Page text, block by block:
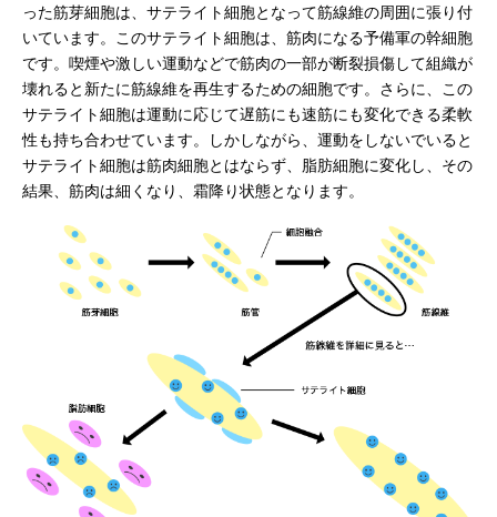
った筋芽細胞は、サテライト細胞となって筋線維の周囲に張り付
いています。このサテライト細胞は、筋肉になる予備軍の幹細胞
です。喫煙や激しい運動などで筋肉の一部が断裂損傷して組織が
壊れると新たに筋線維を再生するための細胞です。さらに、この
サテライト細胞は運動に応じて遅筋にも速筋にも変化できる柔軟
性も持ち合わせています。しかしながら、運動をしないでいると
サテライト細胞は筋肉細胞とはならず、脂肪細胞に変化し、その
結果、筋肉は細くなり、霜降り状態となります。